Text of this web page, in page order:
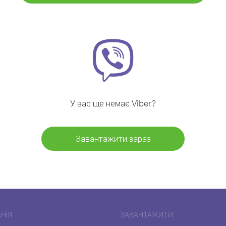
У вас ще немає Viber?
Завантажити зараз
ЗАВАНТАЖИТИ